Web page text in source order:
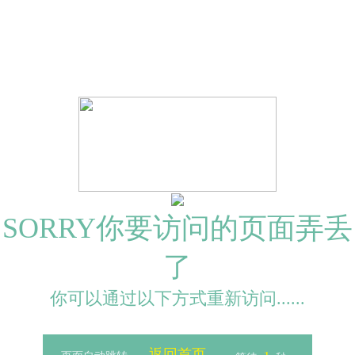
SORRY你要访问的页面弄丢
了
你可以通过以下方式重新访问......